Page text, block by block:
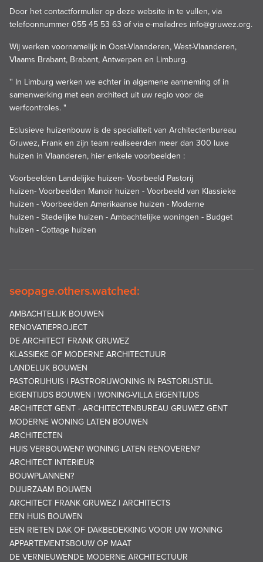
Door het contactformulier op deze website in te vullen, via
telefoonnummer 055 45 53 63 of via e-mailadres info@gruwez.org.
Wij werken voornamelijk in Oost-Vlaanderen, West-Vlaanderen,
Vlaams Brabant, Brabant, Antwerpen en Limburg.
'' In Limburg werken we echter in algemene aanneming of in
samenwerking met een architect uit uw regio voor de
werfcontroles. "
Eclusieve huizenbouw is de specialiteit van Architectenbureau
Gruwez, Frank en zijn team realiseerden meer dan 300 luxe
huizen in Vlaanderen, hier enkele voorbeelden :
Voorbeelden Landelijke huizen- Voorbeeld Pastorij
huizen- Voorbeelden Manoir huizen - Voorbeeld van Klassieke
huizen - Voorbeelden Amerikaanse huizen - Moderne
huizen - Stedelijke huizen - Ambachtelijke woningen - Budget
huizen - Cottage huizen
seopage.others.watched:
AMBACHTELIJK BOUWEN
RENOVATIEPROJECT
DE ARCHITECT FRANK GRUWEZ
KLASSIEKE OF MODERNE ARCHITECTUUR
LANDELIJK BOUWEN
PASTORIJHUIS | PASTRORIJWONING IN PASTORIJSTIJL
EIGENTIJDS BOUWEN | WONING-VILLA EIGENTIJDS
ARCHITECT GENT - ARCHITECTENBUREAU GRUWEZ GENT
MODERNE WONING LATEN BOUWEN
ARCHITECTEN
HUIS VERBOUWEN? WONING LATEN RENOVEREN?
ARCHITECT INTERIEUR
BOUWPLANNEN?
DUURZAAM BOUWEN
ARCHITECT FRANK GRUWEZ | ARCHITECTS
EEN HUIS BOUWEN
EEN RIETEN DAK OF DAKBEDEKKING VOOR UW WONING
APPARTEMENTSBOUW OP MAAT
DE VERNIEUWENDE MODERNE ARCHITECTUUR